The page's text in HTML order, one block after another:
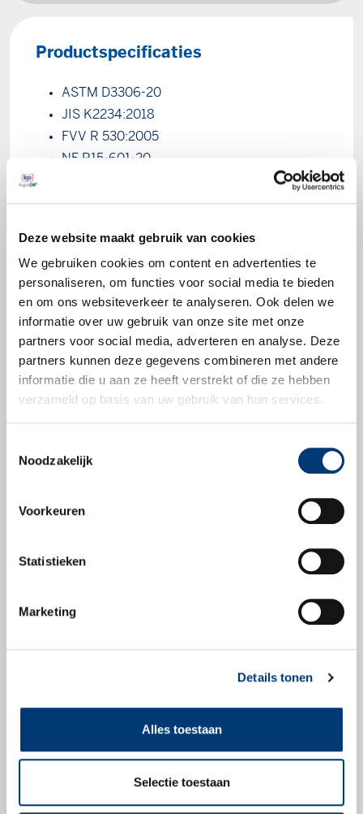
Deze website maakt gebruik van cookies
We gebruiken cookies om content en advertenties te
personaliseren, om functies voor social media te bieden
en om ons websiteverkeer te analyseren. Ook delen we
informatie over uw gebruik van onze site met onze
partners voor social media, adverteren en analyse. Deze
partners kunnen deze gegevens combineren met andere
informatie die u aan ze heeft verstrekt of die ze hebben
verzameld op basis van uw gebruik van hun services.
Noodzakelijk
Voorkeuren
Statistieken
Marketing
Details tonen
Alles toestaan
Selectie toestaan
Productspecificaties
ASTM D3306-20
JIS K2234:2018
FVV R 530:2005
NF R15-601-20
Ö-Norm1
UNE 26-361-88/1
AFNOR NF-R-15-601
BMWLC87/LC97/LC18
Alfa Romeo/Fiat/Lancia 9.55523
Chrysler MS7170
Opel/Vauxhall GME L1301
VW G11/12+/12++/G13/G12 EVO (TL 774-
L)
MWM 0199-99-2091/12
Jenbacher
DTFR 29C120 (voorheen MB325.5)
Volvo Cars 128 6083 / 002 & TR-31854114-
Toyota 1WW/2WW-motoren
Productbladen